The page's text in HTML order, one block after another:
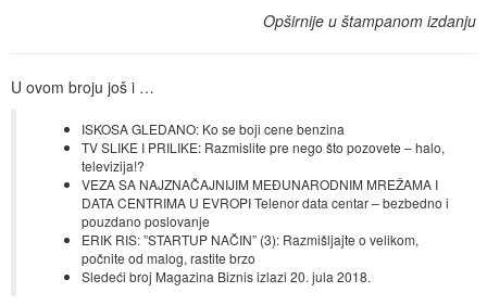
Opširnije u štampanom izdanju
U ovom broju još i …
ISKOSA GLEDANO: Ko se boji cene benzina
TV SLIKE I PRILIKE: Razmislite pre nego što pozovete – halo,
televizija!?
VEZA SA NAJZNAČAJNIJIM MEĐUNARODNIM MREŽAMA I
DATA CENTRIMA U EVROPI Telenor data centar – bezbedno i
pouzdano poslovanje
ERIK RIS: ”STARTUP NAČIN” (3): Razmišljajte o velikom,
počnite od malog, rastite brzo
Sledeći broj Magazina Biznis izlazi 20. jula 2018.